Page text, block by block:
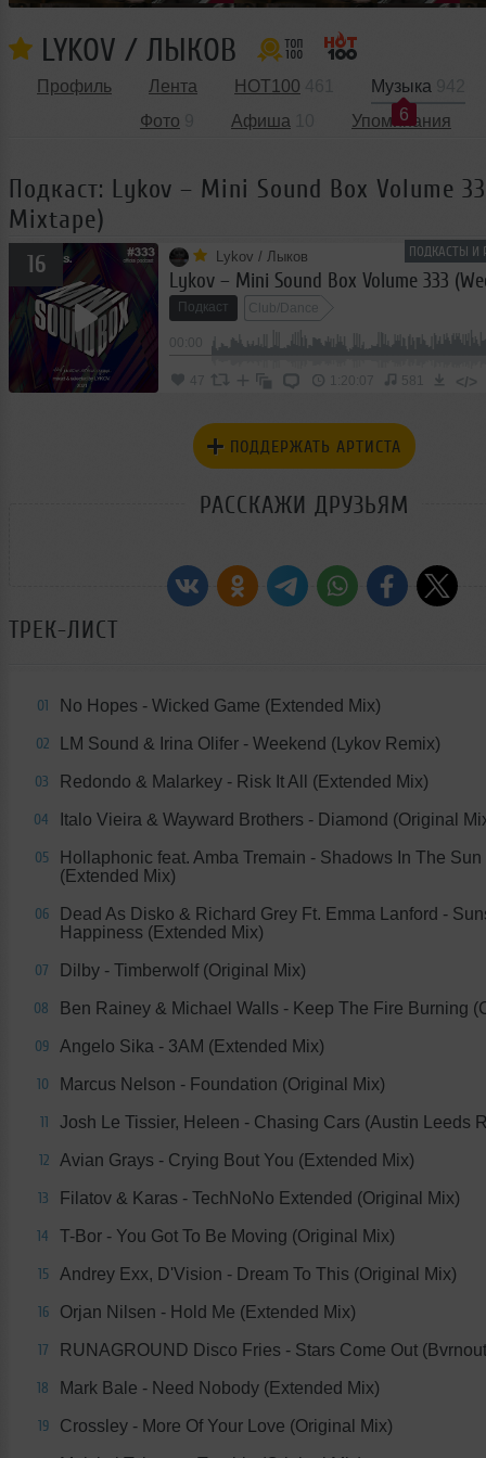
LYKOV / ЛЫКОВ
Профиль Лента HOT100
Музыка
6
Фото
Афиша Упоминания
Подкаст: Lykov – Mini Sound Box Volume
Mixtape)
ПОДКАСТЫ И
16 Lykov / Лыков
Подкаст Club/Dance
47 1:20:07 581 </>
ПОДДЕРЖАТЬ АРТИСТА
РАССКАЖИ ДРУЗЬЯМ
ТРЕК-ЛИСТ
01 No Hopes - Wicked Game (Extended Mix)
02 LM Sound & Irina Olifer - Weekend (Lykov Remix)
03 Redondo & Malarkey - Risk It All (Extended Mix)
04 Italo Vieira & Wayward Brothers - Diamond (Original
05
Hollaphonic feat. Amba Tremain - Shadows In The Sun
(Extended Mix)
06
Dead As Disko & Richard Grey Ft. Emma Lanford -
Happiness (Extended Mix)
07 Dilby - Timberwolf (Original Mix)
08 Ben Rainey & Michael Walls - Keep The Fire Burning
09 Angelo Sika - 3AM (Extended Mix)
10 Marcus Nelson - Foundation (Original Mix)
11 Josh Le Tissier, Heleen - Chasing Cars (Austin Leeds
12 Avian Grays - Crying Bout You (Extended Mix)
13 Filatov & Karas - TechNoNo Extended (Original Mix)
14 T-Bor - You Got To Be Moving (Original Mix)
15 Andrey Exx, D'Vision - Dream To This (Original Mix)
16 Orjan Nilsen - Hold Me (Extended Mix)
17 RUNAGROUND Disco Fries - Stars Come Out
18 Mark Bale - Need Nobody (Extended Mix)
19 Crossley - More Of Your Love (Original Mix)